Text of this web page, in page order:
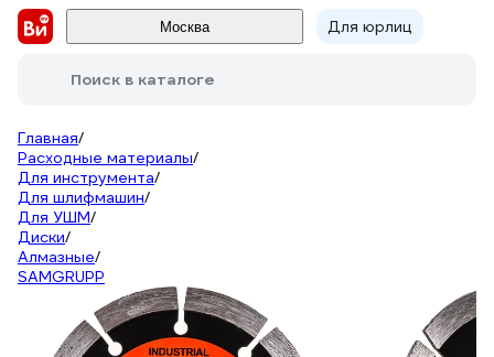
Москва Для юрлиц
Поиск в каталоге
Главная/
Расходные материалы/
Для инструмента/
Для шлифмашин/
Для УШМ/
Диски/
Алмазные/
SAMGRUPP